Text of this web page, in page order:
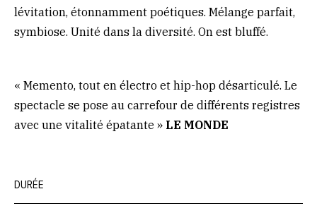
lévitation, étonnamment poétiques. Mélange parfait,
symbiose. Unité dans la diversité. On est bluffé.
« Memento, tout en électro et hip-hop désarticulé. Le
spectacle se pose au carrefour de différents registres
avec une vitalité épatante » LE MONDE
DURÉE